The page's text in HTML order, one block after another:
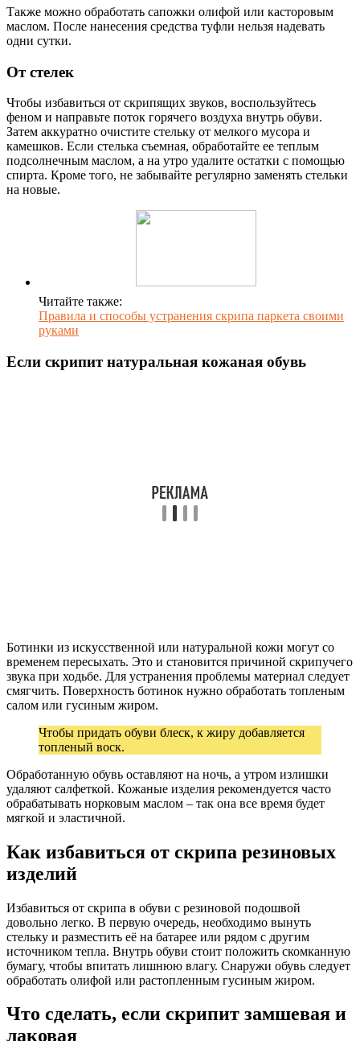
Также можно обработать сапожки олифой или касторовым
маслом. После нанесения средства туфли нельзя надевать
одни сутки.
От стелек
Чтобы избавиться от скрипящих звуков, воспользуйтесь
феном и направьте поток горячего воздуха внутрь обуви.
Затем аккуратно очистите стельку от мелкого мусора и
камешков. Если стелька съемная, обработайте ее теплым
подсолнечным маслом, а на утро удалите остатки с помощью
спирта. Кроме того, не забывайте регулярно заменять стельки
на новые.
Читайте также:
Правила и способы устранения скрипа паркета своими
руками
Если скрипит натуральная кожаная обувь
Ботинки из искусственной или натуральной кожи могут со
временем пересыхать. Это и становится причиной скрипучего
звука при ходьбе. Для устранения проблемы материал следует
смягчить. Поверхность ботинок нужно обработать топленым
салом или гусиным жиром.
Чтобы придать обуви блеск, к жиру добавляется
топленый воск.
Обработанную обувь оставляют на ночь, а утром излишки
удаляют салфеткой. Кожаные изделия рекомендуется часто
обрабатывать норковым маслом – так она все время будет
мягкой и эластичной.
Как избавиться от скрипа резиновых
изделий
Избавиться от скрипа в обуви с резиновой подошвой
довольно легко. В первую очередь, необходимо вынуть
стельку и разместить её на батарее или рядом с другим
источником тепла. Внутрь обуви стоит положить скомканную
бумагу, чтобы впитать лишнюю влагу. Снаружи обувь следует
обработать олифой или растопленным гусиным жиром.
Что сделать, если скрипит замшевая и
лаковая